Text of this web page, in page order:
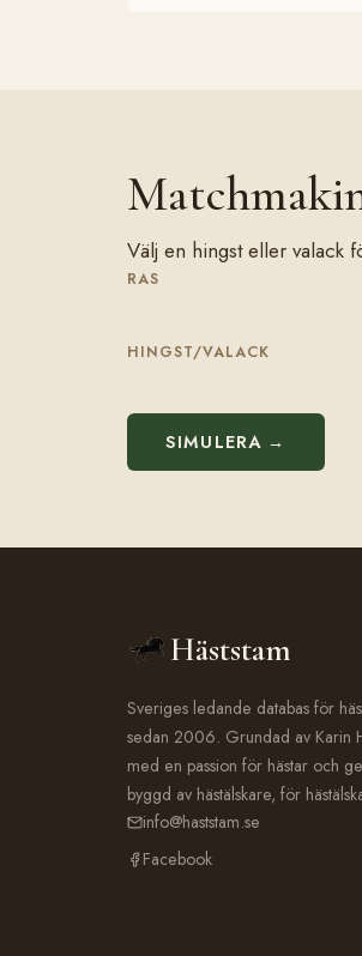
Välj en hingst eller valack
RAS
HINGST/VALACK
SIMULERA →
Häststam
Sveriges ledande databas för
sedan 2006. Grundad av Karin
med en passion för hästar och
byggd av hästälskare, för
info@haststam.se
Facebook